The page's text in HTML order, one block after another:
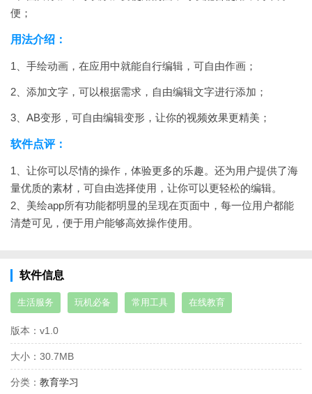
便；
用法介绍：
1、手绘动画，在应用中就能自行编辑，可自由作画；
2、添加文字，可以根据需求，自由编辑文字进行添加；
3、AB变形，可自由编辑变形，让你的视频效果更精美；
软件点评：
1、让你可以尽情的操作，体验更多的乐趣。还为用户提供了海
量优质的素材，可自由选择使用，让你可以更轻松的编辑。
2、美绘app所有功能都明显的呈现在页面中，每一位用户都能
清楚可见，便于用户能够高效操作使用。
软件信息
生活服务 玩机必备 常用工具 在线教育
版本： v1.0
大小： 30.7MB
分类： 教育学习